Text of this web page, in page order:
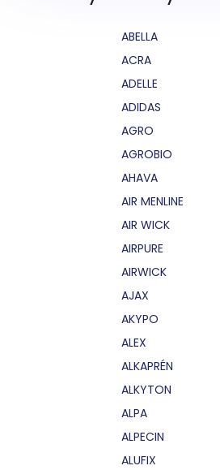
ABELLA
ACRA
ADELLE
ADIDAS
AGRO
AGROBIO
AHAVA
AIR MENLINE
AIR WICK
AIRPURE
AIRWICK
AJAX
AKYPO
ALEX
ALKAPRÉN
ALKYTON
ALPA
ALPECIN
ALUFIX